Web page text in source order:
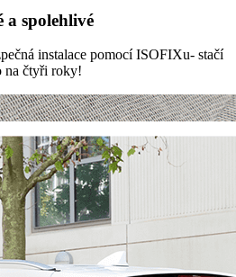
a spolehlivé
instalace pomocí ISOFIXu- stačí
na čtyři roky!